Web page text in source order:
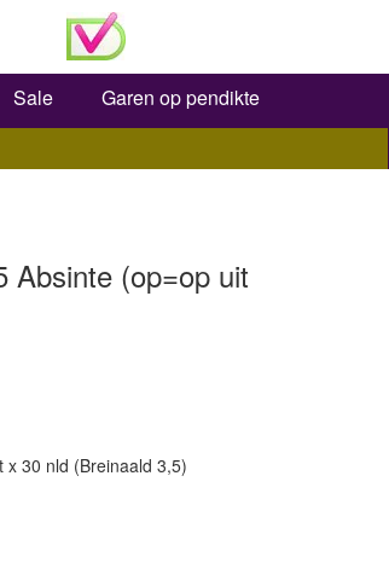
Sale Garen op pendikte
Absinte (op=op uit
30 nld (Breinaald 3,5)